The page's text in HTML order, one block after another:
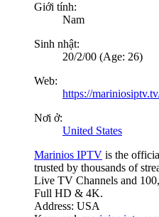
Giới tính:
Nam
Sinh nhật:
20/2/00 (Age: 26)
Web:
https://
Nơi ở:
United States
Marinios IPTV is the
trusted by thousands of
Live TV Channels and
Full HD & 4K.
Address: USA